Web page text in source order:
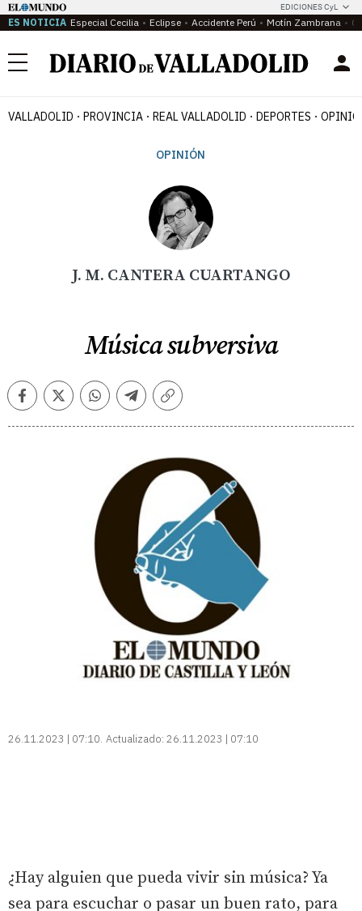
EDICIONES CyL
ES NOTICIA Especial Cecilia Eclipse Accidente Perú Motín Zambrana
Menú
VALLADOLID PROVINCIA REAL VALLADOLID DEPORTES
OPINIÓN
J. M. CANTERA CUARTANGO
Música subversiva
FacebookTwitterWhatsappTelegramCopiar
26.11.2023 | 07:10 Actualizado: 26.11.2023 | 07:10
¿Hay alguien que pueda vivir sin música? Ya
sea para escuchar o pasar un buen rato, para